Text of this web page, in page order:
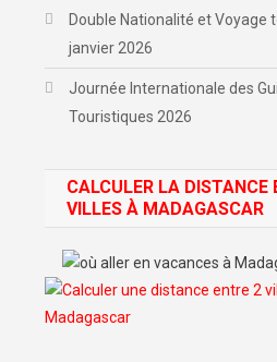
Double Nationalité et Voyage
janvier 2026
Journée Internationale des
Touristiques 2026
CALCULER LA DISTANCE
VILLES À MADAGASCAR